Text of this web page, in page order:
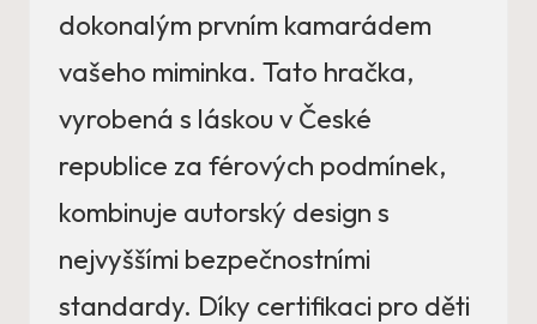
dokonalým prvním kamarádem
vašeho miminka. Tato hračka,
vyrobená s láskou v České
republice za férových podmínek,
kombinuje autorský design s
nejvyššími bezpečnostními
standardy. Díky certifikaci pro děti